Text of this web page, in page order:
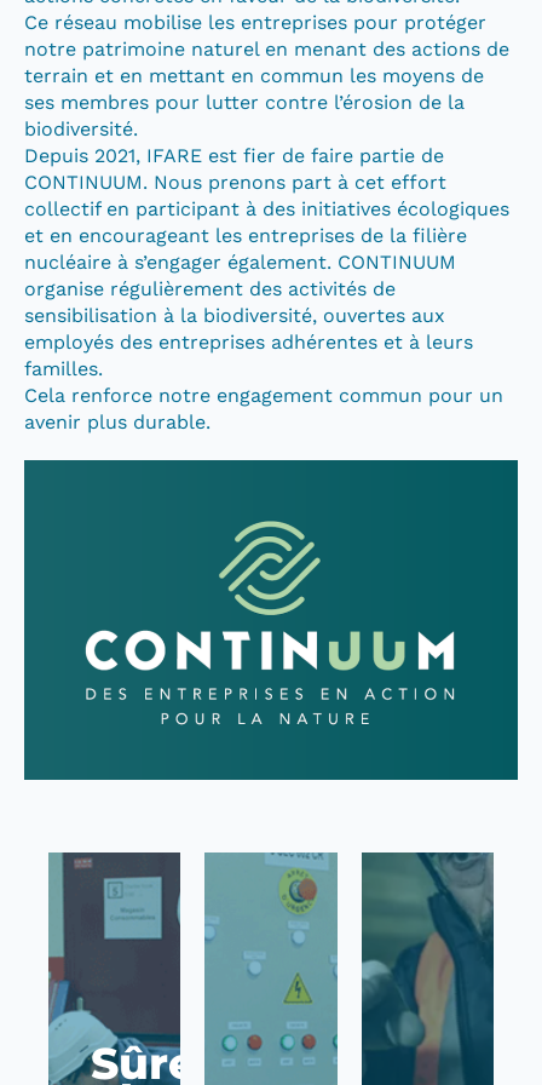
Ce réseau mobilise les entreprises pour protéger
notre patrimoine naturel en menant des actions de
terrain et en mettant en commun les moyens de
ses membres pour lutter contre l’érosion de la
biodiversité.
Depuis 2021, IFARE est fier de faire partie de
CONTINUUM. Nous prenons part à cet effort
collectif en participant à des initiatives écologiques
et en encourageant les entreprises de la filière
nucléaire à s’engager également. CONTINUUM
organise régulièrement des activités de
sensibilisation à la biodiversité, ouvertes aux
employés des entreprises adhérentes et à leurs
familles.
Cela renforce notre engagement commun pour un
avenir plus durable.
Sûreté